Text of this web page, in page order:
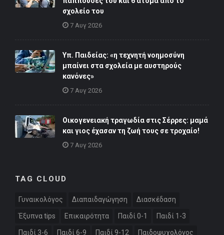
σχολείο του
7 Αυγ 2026
Υπ. Παιδείας: «η τεχνητή νοημοσύνη
μπαίνει στα σχολεία με αυστηρούς
κανόνες»
7 Αυγ 2026
Οικογενειακή τραγωδία στις Σέρρες: μαμά
και γιος έχασαν τη ζωή τους σε τροχαίο!
7 Αυγ 2026
TAG CLOUD
Γυναικολόγος Διαπαιδαγώγηση Διασκέδαση
Έξυπνα tips Επικαιρότητα Παιδί 0-1 Παιδί 1-3
Παιδί 3-6 Παιδί 6-9 Παιδί 9-12 Παιδοψυχολόγος